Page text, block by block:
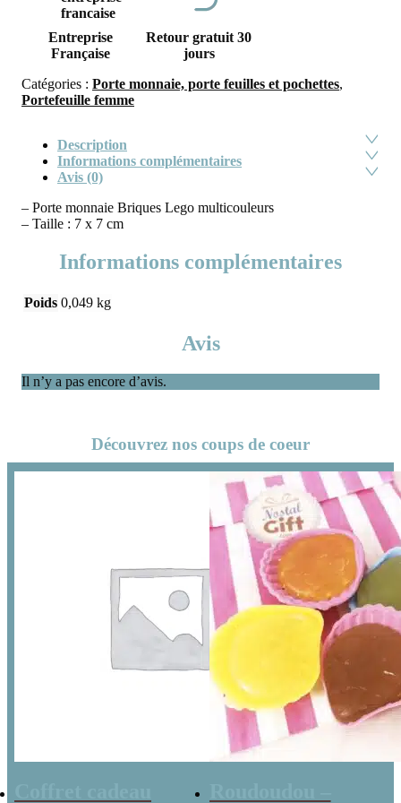
Entreprise
Française
Retour gratuit 30
jours
Catégories : Porte monnaie, porte feuilles et pochettes,
Portefeuille femme
Description
Informations complémentaires
Avis (0)
– Porte monnaie Briques Lego multicouleurs
– Taille : 7 x 7 cm
Informations complémentaires
Poids 0,049 kg
Avis
Il n’y a pas encore d’avis.
Découvrez nos coups de coeur